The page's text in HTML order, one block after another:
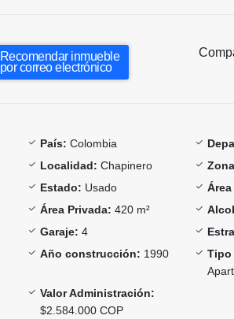
Recomendar inmueble
por correo electrónico
País: Colombia
Localidad: Chapinero
Estado: Usado
Área Privada: 420 m²
Garaje: 4
Año construcción: 1990
Tipo
Valor Administración:
$2.584.000 COP